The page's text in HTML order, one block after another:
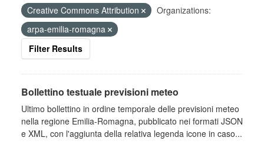
Creative Commons Attribution
Organizations:
arpa-emilia-romagna
Filter Results
Bollettino testuale previsioni meteo
Ultimo bollettino in ordine temporale delle previsioni meteo
nella regione Emilia-Romagna, pubblicato nei formati JSON
e XML, con l'aggiunta della relativa legenda icone in caso...